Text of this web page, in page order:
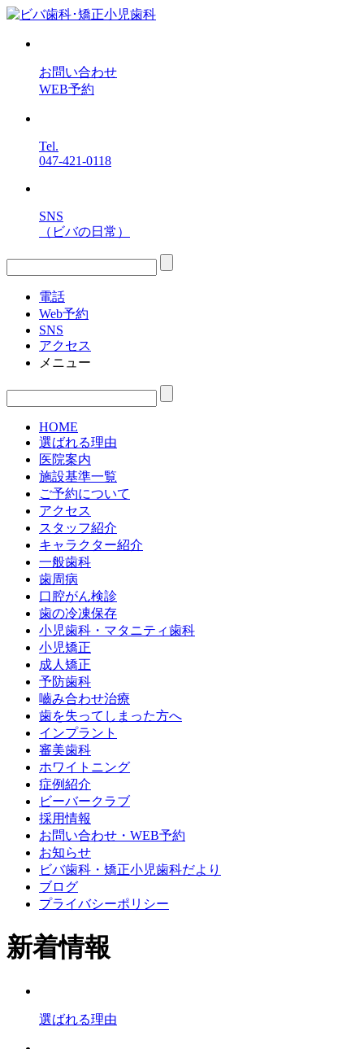
お問い合わせ
WEB予約
Tel.
047-421-0118
SNS
（ビバの日常）
電話
Web予約
SNS
アクセス
メニュー
HOME
選ばれる理由
医院案内
施設基準一覧
ご予約について
アクセス
スタッフ紹介
キャラクター紹介
一般歯科
歯周病
口腔がん検診
歯の冷凍保存
小児歯科・マタニティ歯科
小児矯正
成人矯正
予防歯科
嚙み合わせ治療
歯を失ってしまった方へ
インプラント
審美歯科
ホワイトニング
症例紹介
ビーバークラブ
採用情報
お問い合わせ・WEB予約
お知らせ
ビバ歯科・矯正小児歯科だより
ブログ
プライバシーポリシー
新着情報
選ばれる理由